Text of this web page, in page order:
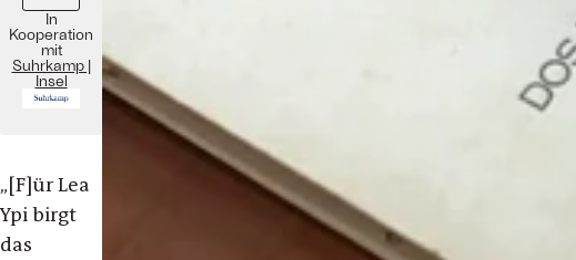
In
Kooperation
mit
Suhrkamp |
Insel
„[F]ür Lea
Ypi birgt
das